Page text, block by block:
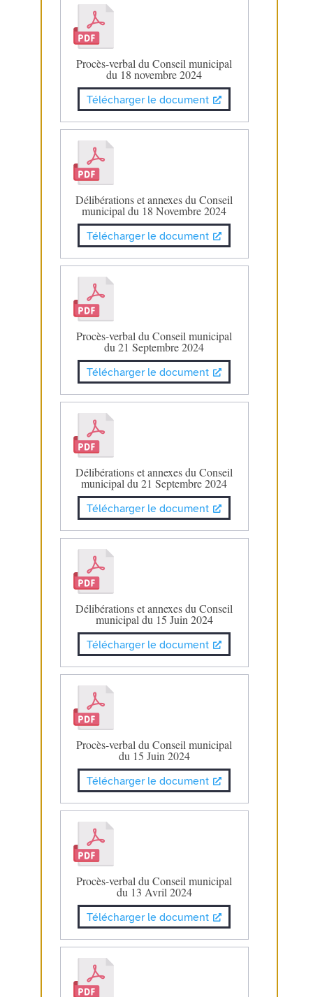
Procès-verbal du Conseil municipal
du 18 novembre 2024
Télécharger le document
Délibérations et annexes du Conseil
municipal du 18 Novembre 2024
Télécharger le document
Procès-verbal du Conseil municipal
du 21 Septembre 2024
Télécharger le document
Délibérations et annexes du Conseil
municipal du 21 Septembre 2024
Télécharger le document
Délibérations et annexes du Conseil
municipal du 15 Juin 2024
Télécharger le document
Procès-verbal du Conseil municipal
du 15 Juin 2024
Télécharger le document
Procès-verbal du Conseil municipal
du 13 Avril 2024
Télécharger le document